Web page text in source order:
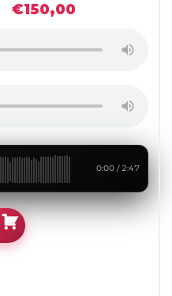
Il
originale
€150,00
attuale
0:00 / 2:47